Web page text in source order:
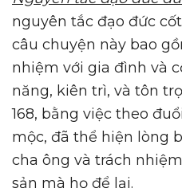
nguyên tắc đạo đức
câu chuyện này bao
nhiệm với gia đình và
năng, kiên trì, và tôn
168, bằng việc theo
mộc, đã thể hiện lòng
cha ông và trách
sản mà họ để lại.